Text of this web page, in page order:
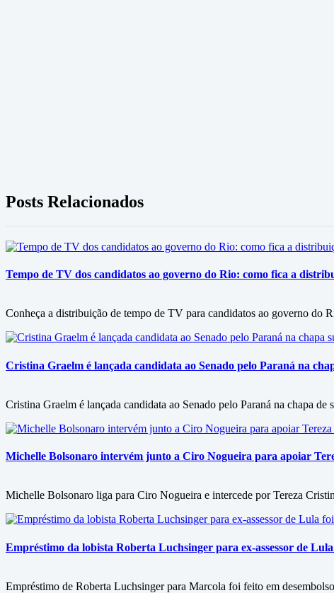
Posts Relacionados
Tempo de TV dos candidatos ao governo do Rio: como fica a
Conheça a distribuição de tempo de TV para candidatos ao governo do
Cristina Graelm é lançada candidata ao Senado pelo Paraná na
Cristina Graelm é lançada candidata ao Senado pelo Paraná na chapa
Michelle Bolsonaro intervém junto a Ciro Nogueira para apoiar
Michelle Bolsonaro liga para Ciro Nogueira e intercede por Tereza
Empréstimo da lobista Roberta Luchsinger para ex-assessor de
Empréstimo de Roberta Luchsinger para Marcola foi feito em